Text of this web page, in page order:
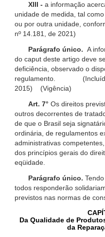
XIII - a informação
unidade de medida, tal
ou por outra unidade,
nº 14.181, de 2021)
Parágrafo único. A
do caput deste artigo deve
deficiência, observado o
regulamento. (Incluído
2015) (Vigência)
Art. 7° Os direitos
outros decorrentes de
de que o Brasil seja
ordinária, de regulamentos
administrativas
dos princípios gerais do
eqüidade.
Parágrafo único.
todos responderão
previstos nas normas de
Da Qualidade de
da